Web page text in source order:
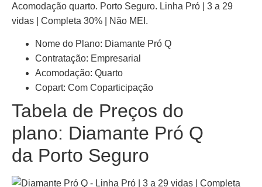
Acomodação quarto. Porto Seguro. Linha Pró | 3 a 29
vidas | Completa 30% | Não MEI.
Nome do Plano: Diamante Pró Q
Contratação: Empresarial
Acomodação: Quarto
Copart: Com Coparticipação
Tabela de Preços do
plano: Diamante Pró Q
da Porto Seguro